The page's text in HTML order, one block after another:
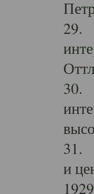
29.
30.
31.
и